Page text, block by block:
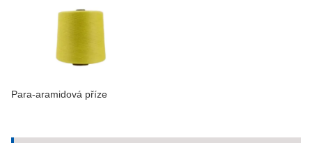
Para-aramidová příze